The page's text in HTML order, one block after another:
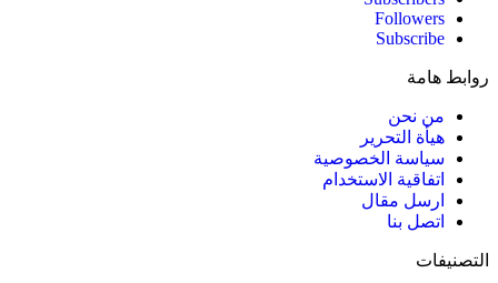
Followers
Subscribe
روابط هامة
من نحن
هيأة التحرير
سياسة الخصوصية
اتفاقية الاستخدام
ارسل مقال
اتصل بنا
التصنيفات